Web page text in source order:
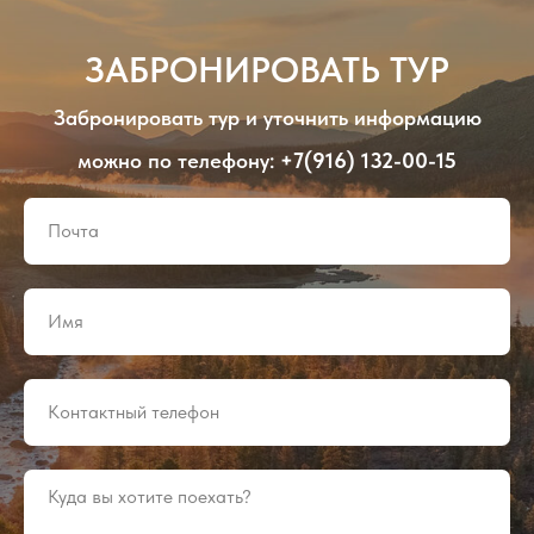
ЗАБРОНИРОВАТЬ ТУР
Забронировать тур и уточнить информацию
можно по телефону: +7(916) 132-00-15